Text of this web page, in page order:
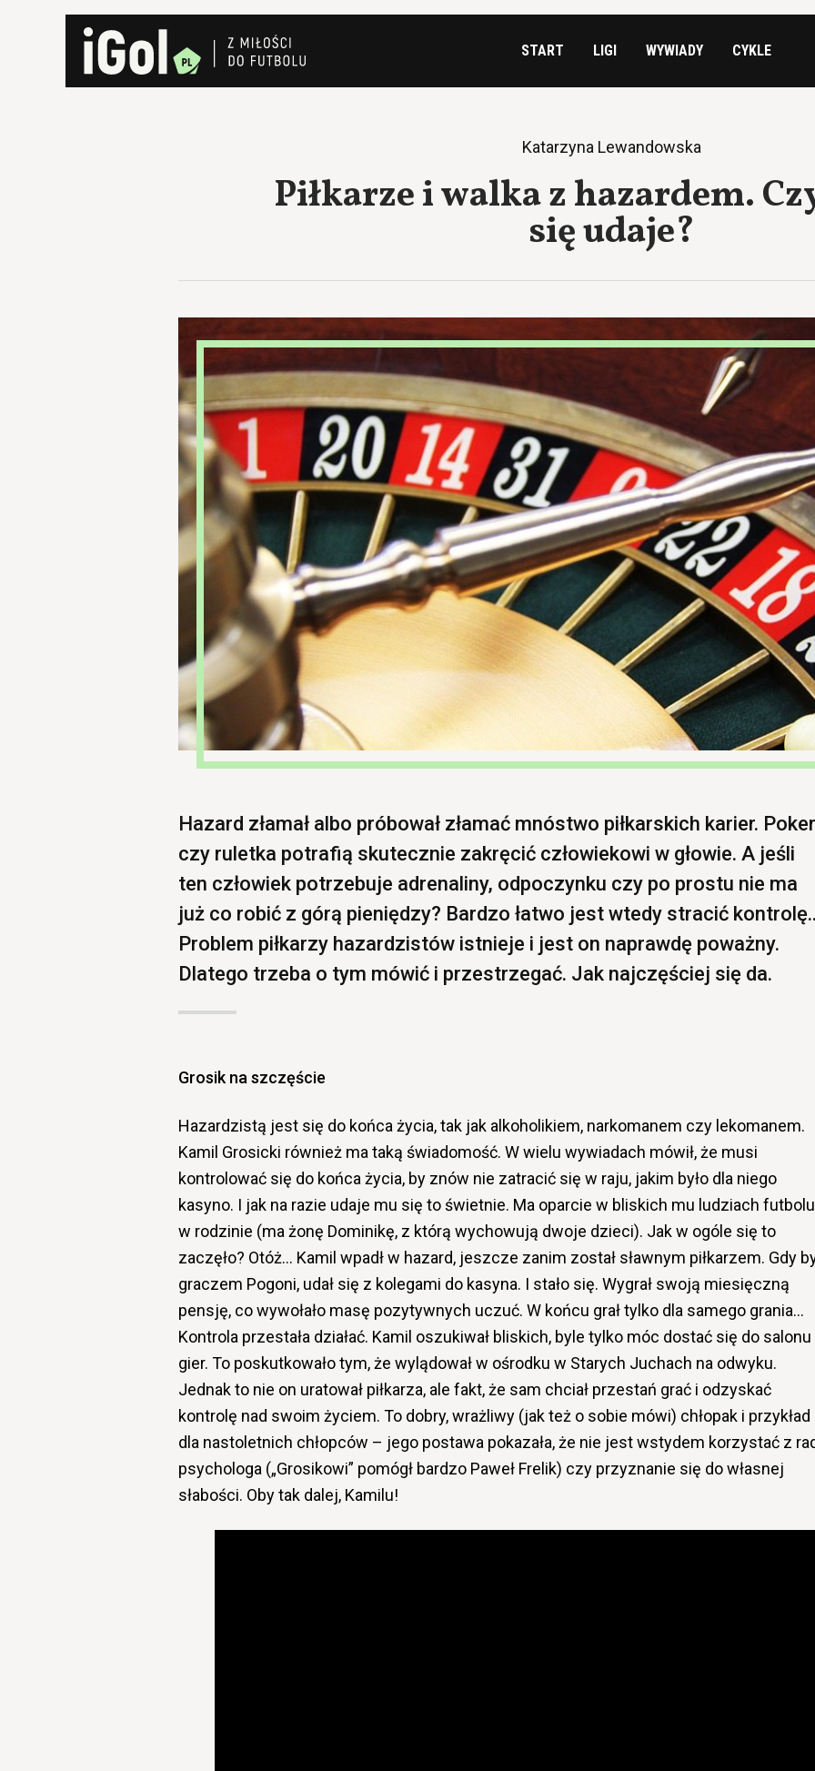
START LIGI WYWIADY CYKLE
Katarzyna Lewandowska
Piłkarze i walka z hazardem.
się udaje?
Hazard złamał albo próbował złamać mnóstwo piłkarskich karier. Poker
czy ruletka potrafią skutecznie zakręcić człowiekowi w głowie. A jeśli
ten człowiek potrzebuje adrenaliny, odpoczynku czy po prostu nie ma
już co robić z górą pieniędzy? Bardzo łatwo jest wtedy stracić
Problem piłkarzy hazardzistów istnieje i jest on naprawdę poważny.
Dlatego trzeba o tym mówić i przestrzegać. Jak najczęściej się da.
Grosik na szczęście
Hazardzistą jest się do końca życia, tak jak alkoholikiem, narkomanem czy lekomanem.
Kamil Grosicki również ma taką świadomość. W wielu wywiadach mówił, że musi
kontrolować się do końca życia, by znów nie zatracić się w raju, jakim było dla niego
kasyno. I jak na razie udaje mu się to świetnie. Ma oparcie w bliskich mu ludziach
w rodzinie (ma żonę Dominikę, z którą wychowują dwoje dzieci). Jak w ogóle się to
zaczęło? Otóż… Kamil wpadł w hazard, jeszcze zanim został sławnym piłkarzem. Gdy
graczem Pogoni, udał się z kolegami do kasyna. I stało się. Wygrał swoją miesięczną
pensję, co wywołało masę pozytywnych uczuć. W końcu grał tylko dla samego grania…
Kontrola przestała działać. Kamil oszukiwał bliskich, byle tylko móc dostać się do salonu
gier. To poskutkowało tym, że wylądował w ośrodku w Starych Juchach na odwyku.
Jednak to nie on uratował piłkarza, ale fakt, że sam chciał przestań grać i odzyskać
kontrolę nad swoim życiem. To dobry, wrażliwy (jak też o sobie mówi) chłopak i przykład
dla nastoletnich chłopców – jego postawa pokazała, że nie jest wstydem korzystać z
psychologa („Grosikowi” pomógł bardzo Paweł Frelik) czy przyznanie się do własnej
słabości. Oby tak dalej, Kamilu!